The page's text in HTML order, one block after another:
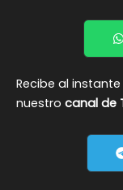
Recibe al
nuestro canal de